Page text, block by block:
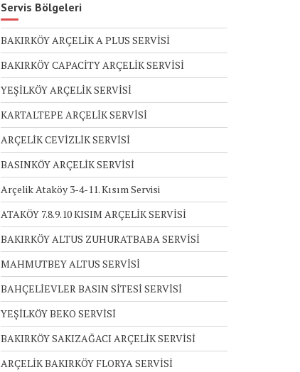
Servis Bölgeleri
BAKIRKÖY ARÇELİK A PLUS SERVİSİ
BAKIRKÖY CAPACİTY ARÇELİK SERVİSİ
YEŞİLKÖY ARÇELİK SERVİSİ
KARTALTEPE ARÇELİK SERVİSİ
ARÇELİK CEVİZLİK SERVİSİ
BASINKÖY ARÇELİK SERVİSİ
Arçelik Ataköy 3-4-11. Kısım Servisi
ATAKÖY 7.8.9.10 KISIM ARÇELİK SERVİSİ
BAKIRKÖY ALTUS ZUHURATBABA SERVİSİ
MAHMUTBEY ALTUS SERVİSİ
BAHÇELİEVLER BASIN SİTESİ SERVİSİ
YEŞİLKÖY BEKO SERVİSİ
BAKIRKÖY SAKIZAĞACI ARÇELİK SERVİSİ
ARÇELİK BAKIRKÖY FLORYA SERVİSİ